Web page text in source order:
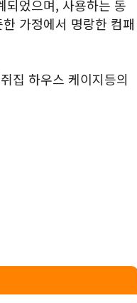
되었으며, 사용하는 동
가정에서 명랑한 컴패
집 하우스 케이지등의